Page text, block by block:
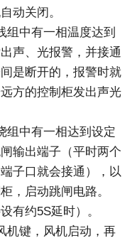
动关闭。
组中有一相温度达到
声、光报警，并接通
是断开的，报警时就
方的控制柜发出声光
组中有一相达到设定
输出端子（平时两个
子口就会接通），以
，启动跳闸电路。
有约5S延时）。
机键，风机启动，再